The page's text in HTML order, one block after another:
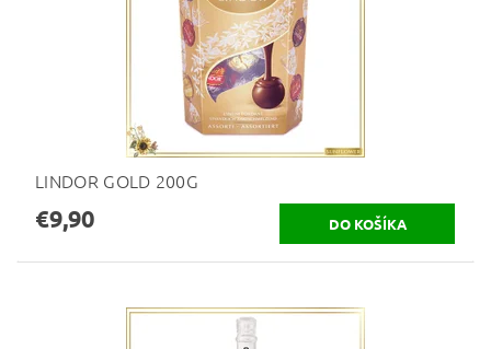
LINDOR GOLD 200G
€9,90